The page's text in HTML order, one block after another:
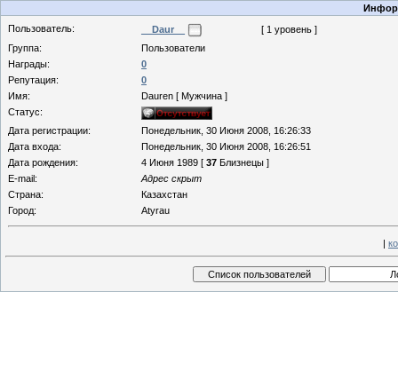
Пользователь:
__Daur__
[ 1 уровень ]
Группа:
Пользователи
Награды:
0
Репутация:
0
Имя:
Dauren [ Мужчина ]
Статус:
Дата регистрации:
Понедельник, 30 Июня 2008, 16:26:33
Дата входа:
Понедельник, 30 Июня 2008, 16:26:51
Дата рождения:
4 Июня 1989 [ 37 Близнецы ]
E-mail:
Адрес скрыт
Страна:
Казахстан
Город:
Atyrau
|